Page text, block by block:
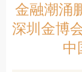
金融潮涌
深圳金博
中